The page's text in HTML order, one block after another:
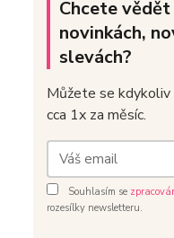
Chcete vědět
novinkách,
slevách?
Můžete se
cca 1x za měsíc.
Souhlasím se
rozesílky newsletteru.